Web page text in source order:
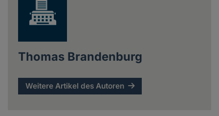
Thomas Brandenburg
Weitere Artikel des Autoren